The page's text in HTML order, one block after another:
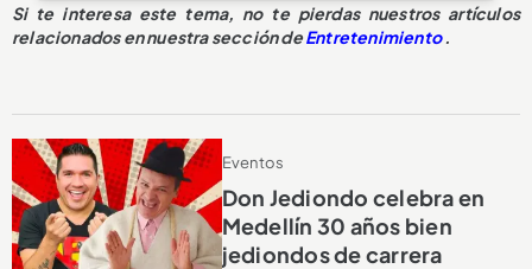
Si te interesa este tema, no te pierdas nuestros artículos
relacionados en nuestra sección deEntretenimiento.
Eventos
Don Jediondo celebra en
Medellín 30 años bien
jediondos de carrera